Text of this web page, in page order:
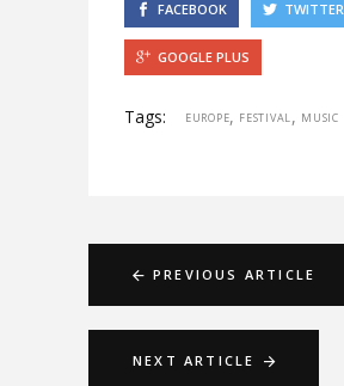
FACEBOOK TWITTER
GOOGLE PLUS
Tags: EUROPE, FESTIVAL, MUSIC
PREVIOUS ARTICLE
NEXT ARTICLE